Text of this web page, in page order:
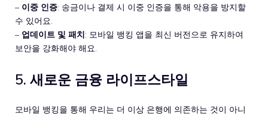
– 이중 인증: 송금이나 결제 시 이중 인증을 통해 악용을 방지할
수 있어요.
– 업데이트 및 패치: 모바일 뱅킹 앱을 최신 버전으로 유지하여
보안을 강화해야 해요.
5. 새로운 금융 라이프스타일
모바일 뱅킹을 통해 우리는 더 이상 은행에 의존하는 것이 아니